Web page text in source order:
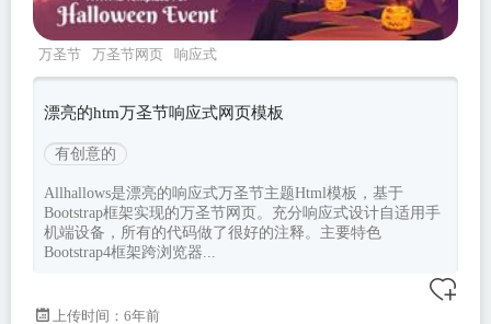
万圣节 万圣节网页
响应式
漂亮的htm万圣节响应式网页模板
有创意的
Allhallows是漂亮的响应式万圣节主题Html模板，基于
Bootstrap框架实现的万圣节网页。充分响应式设计自适用手
机端设备，所有的代码做了很好的注释。主要特色
Bootstrap4框架跨浏览器...
上传时间：6年前